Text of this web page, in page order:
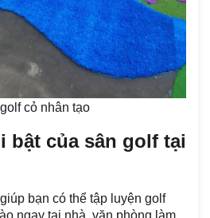
cỏ nhân tạo
bật của sân golf tại
bạn có thể tập luyện golf
ngay tại nhà, văn phòng làm